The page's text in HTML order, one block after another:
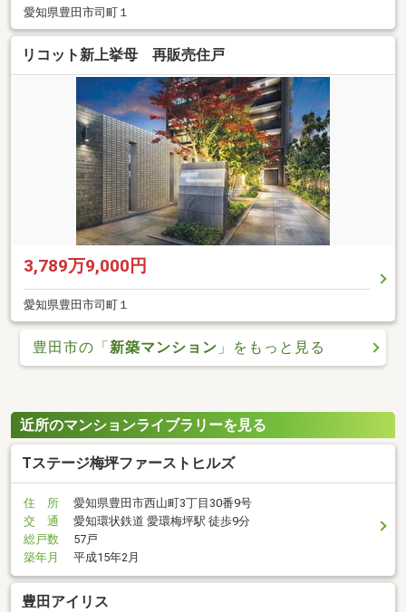
愛知県豊田市司町１
リコット新上挙母 再販売住戸
3,789万9,000円
愛知県豊田市司町１
豊田市の「新築マンション 」をもっと見る
近所のマンションライブラリーを見る
Tステージ梅坪ファーストヒルズ
住 所
愛知県豊田市西山町3丁目30番9号
交 通
愛知環状鉄道 愛環梅坪駅 徒歩9分
総戸数
57戸
築年月
平成15年2月
豊田アイリス